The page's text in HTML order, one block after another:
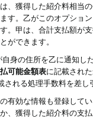
、獲得した紹介料相当
す。乙がこのオプショ
。甲は、合計支払額が
ができます。
身の住所を乙に通知し
可能金額表に記載され
される処理手数料を差し
有効な情報も登録して
、獲得した紹介料の支